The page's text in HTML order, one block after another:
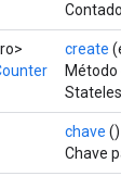
create
chave ()
Chave